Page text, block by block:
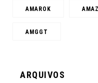
AMAROK
AMGGT
ARQUIVOS